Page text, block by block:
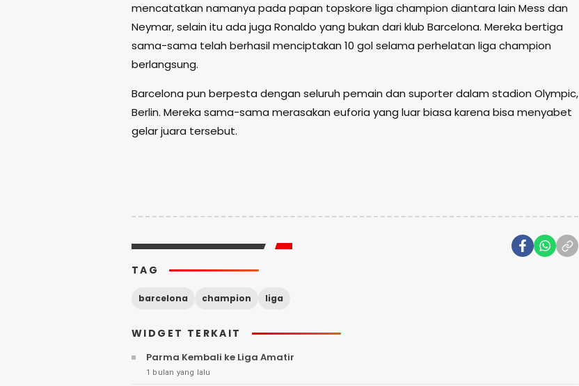
mencatatkan namanya pada papan topskore liga champion diantara lain Mess dan
Neymar, selain itu ada juga Ronaldo yang bukan dari klub Barcelona. Mereka bertiga
sama-sama telah berhasil menciptakan 10 gol selama perhelatan liga champion
berlangsung.
Barcelona pun berpesta dengan seluruh pemain dan suporter dalam stadion Olympic,
Berlin. Mereka sama-sama merasakan euforia yang luar biasa karena bisa menyabet
gelar juara tersebut.
TAG
barcelona champion liga
WIDGET TERKAIT
Parma Kembali ke Liga Amatir
1 bulan yang lalu